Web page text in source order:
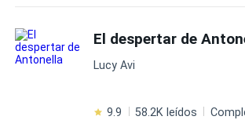
De Débil a Fuerte Superpoder
Venganza
El despertar de
Lucy Avi
9.9 58.2K leídos